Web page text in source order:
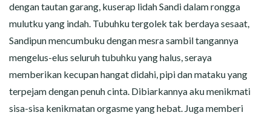
dengan tautan garang, kuserap lidah Sandi dalam rongga
mulutku yang indah. Tubuhku tergolek tak berdaya sesaat,
Sandipun mencumbuku dengan mesra sambil tangannya
mengelus-elus seluruh tubuhku yang halus, seraya
memberikan kecupan hangat didahi, pipi dan mataku yang
terpejam dengan penuh cinta. Dibiarkannya aku menikmati
sisa-sisa kenikmatan orgasme yang hebat. Juga memberi